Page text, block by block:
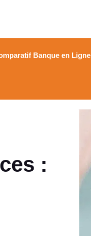
Banque en Ligne
: